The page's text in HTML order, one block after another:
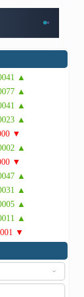
▲
▲
▲
▲
▼
▲
▼
▲
▲
▲
▲
▼